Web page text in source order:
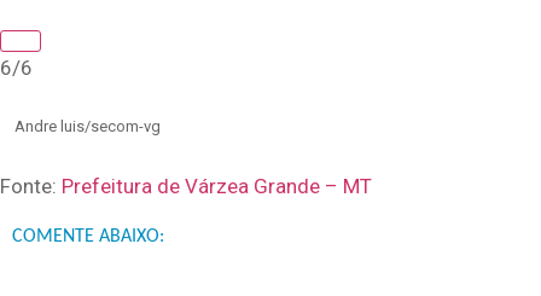
6/6
Andre luis/secom-vg
Fonte: Prefeitura de Várzea Grande – MT
COMENTE ABAIXO: